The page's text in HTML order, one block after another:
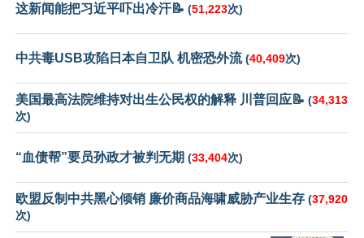
这新闻能把习近平吓出冷汗📝 (51,223次)
中共毒USB攻陷日本自卫队 机密恐外流(40,409次)
美国最高法院维持对出生公民权的解释 川普回应📝 (34,313
次)
“血债帮”要员孙政才被判无期 (33,404次)
欧盟反制中共黑心倾销 廉价商品海啸威胁产业生存 (37,920
次)